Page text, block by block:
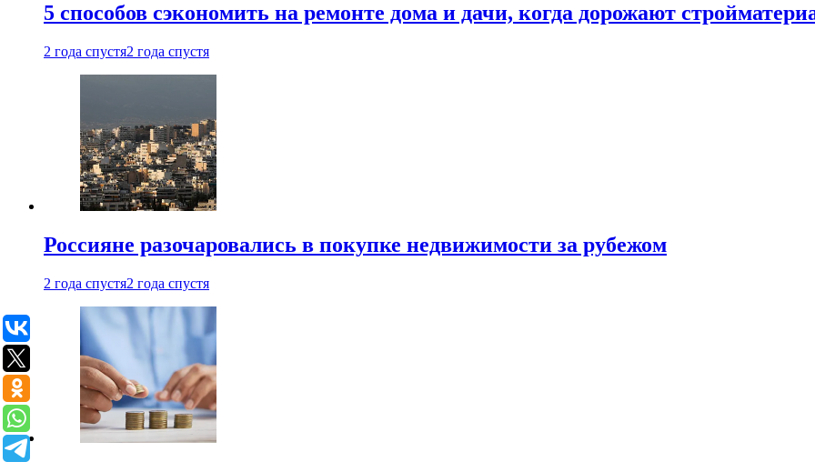
5 способов сэкономить на ремонте дома и дачи, когда дорожают
2 года спустя2 года спустя
Россияне разочаровались в покупке недвижимости за рубежом
2 года спустя2 года спустя